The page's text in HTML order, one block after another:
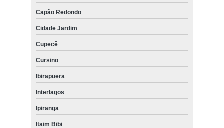
Capão Redondo
Cidade Jardim
Cupecê
Cursino
Ibirapuera
Interlagos
Ipiranga
Itaim Bibi